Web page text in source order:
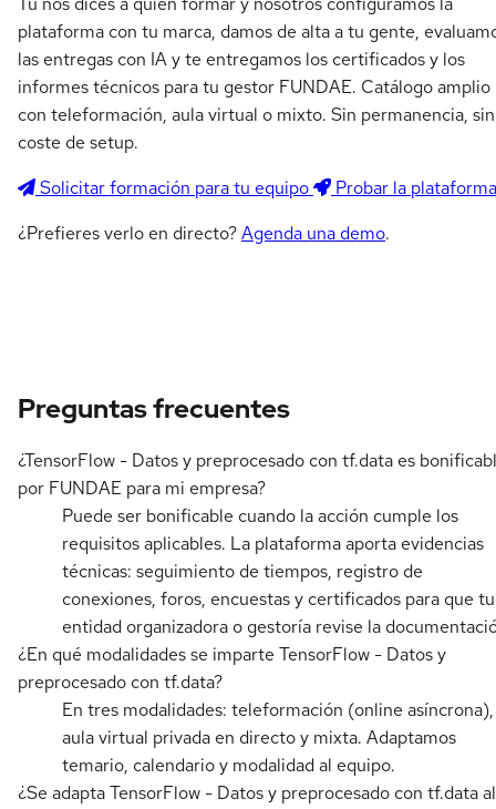
plataforma con tu marca, damos de alta a tu gente,
las entregas con IA y te entregamos los certificados y los
informes técnicos para tu gestor FUNDAE. Catálogo amplio
con teleformación, aula virtual o mixto. Sin permanencia, sin
coste de setup.
Solicitar formación para tu equipo
Probar la plataforma
¿Prefieres verlo en directo?Agenda una demo.
Preguntas frecuentes
¿TensorFlow - Datos y preprocesado con tf.data es
por FUNDAE para mi empresa?
Puede ser bonificable cuando la acción cumple los
requisitos aplicables. La plataforma aporta evidencias
técnicas: seguimiento de tiempos, registro de
conexiones, foros, encuestas y certificados para que tu
entidad organizadora o gestoría revise la
¿En qué modalidades se imparte TensorFlow - Datos y
preprocesado con tf.data?
En tres modalidades: teleformación (online asíncrona),
aula virtual privada en directo y mixta. Adaptamos
temario, calendario y modalidad al equipo.
¿Se adapta TensorFlow - Datos y preprocesado con tf.data al